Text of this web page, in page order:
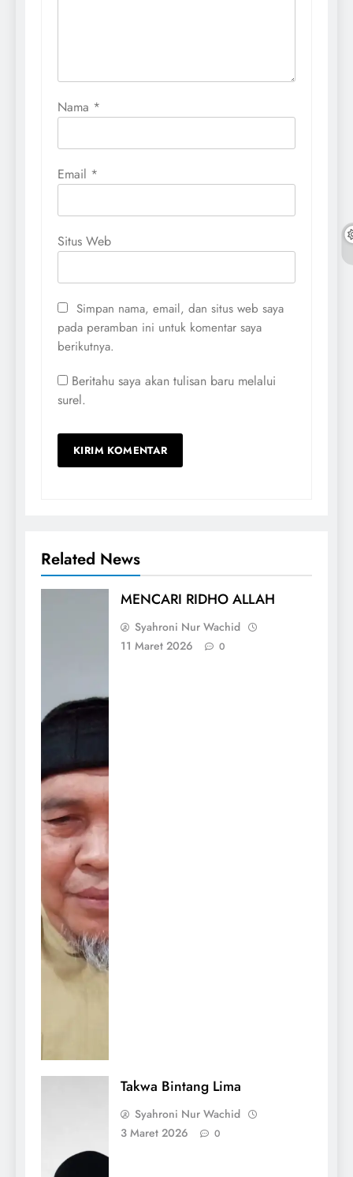
Nama *
Email *
Situs Web
Simpan nama, email, dan situs web saya
pada peramban ini untuk komentar saya
berikutnya.
Beritahu saya akan tulisan baru melalui
surel.
Related News
MENCARI RIDHO ALLAH
Syahroni Nur Wachid
11 Maret 2026
0
Takwa Bintang Lima
Syahroni Nur Wachid
3 Maret 2026
0